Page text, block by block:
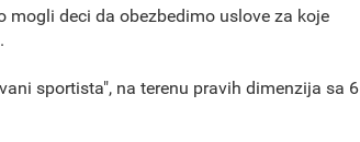
deci da obezbedimo uslove za koje
sportista", na terenu pravih dimenzija sa 6